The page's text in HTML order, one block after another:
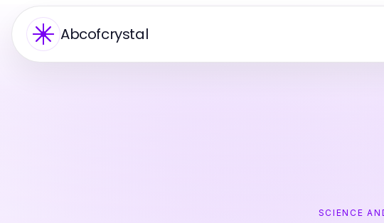
Abcofcrystal
SCIENCE